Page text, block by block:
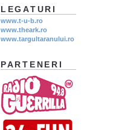
LEGATURI
www.t-u-b.ro
www.theark.ro
www.targultaranului.ro
PARTENERI